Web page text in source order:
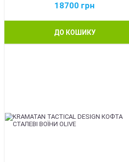
18700 грн
ДО КОШИКУ